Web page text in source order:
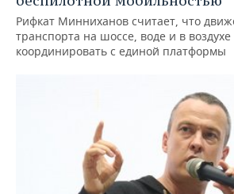
Рифкат Минниханов считает, что
транспорта на шоссе, воде и в
координировать с единой платформы